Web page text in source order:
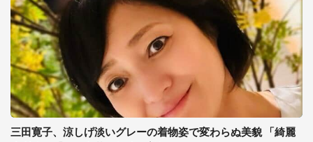
三田寛子、涼しげ淡いグレーの着物姿で変わらぬ美貌 「綺麗